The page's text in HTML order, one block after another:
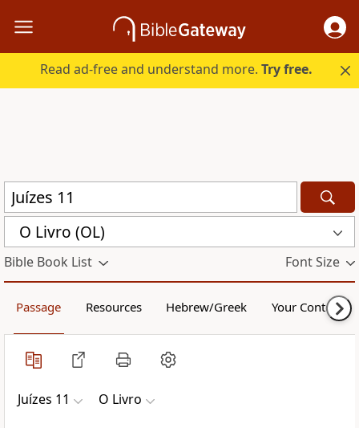
Read ad-free and understand more.Try free.
O Livro (OL)
Bible Book List Font Size
Passage Resources Hebrew/Greek Your Content
Juízes 11 O Livro